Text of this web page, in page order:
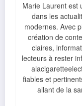
Marie Laurent est
dans les
modernes. Avec
création de
claires,
lecteurs à rester
fiables et
allant de la